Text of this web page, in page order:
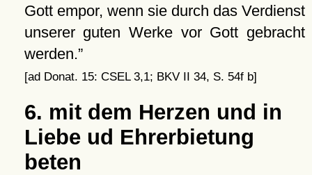
Gott empor, wenn sie durch das Verdienst
unserer guten Werke vor Gott gebracht
werden.
[ad Donat. 15: CSEL 3,1; BKV II 34, S. 54f b]
6. mit dem Herzen und in
Liebe ud Ehrerbietung
beten